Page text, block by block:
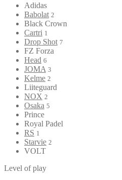
Adidas
Babolat 2
Black Crown
Cartri 1
Drop Shot 7
FZ Forza
Head 6
JOMA 3
Kelme 2
Liiteguard
NOX 2
Osaka 5
Prince
Royal Padel
RS 1
Starvie 2
VOLT
Level of play